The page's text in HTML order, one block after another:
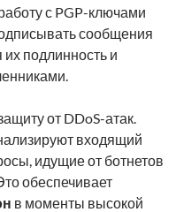
с PGP-ключами
сообщения
подлинность и
от DDoS-атак.
входящий
идущие от ботнетов
обеспечивает
в моменты высокой